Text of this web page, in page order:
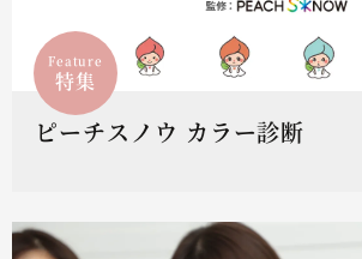
Feature
特集
ピーチスノウ カラー診断